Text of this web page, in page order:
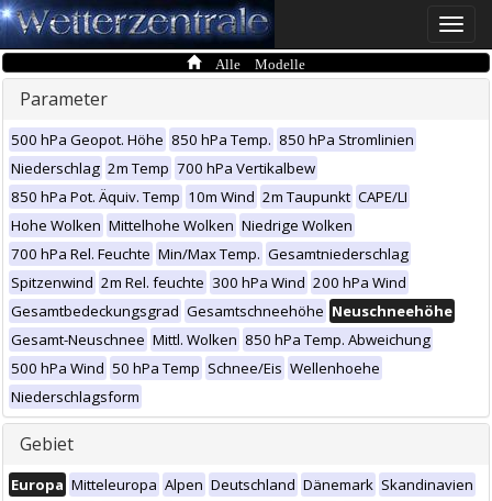
Toggle
Alle Modelle
Parameter
500 hPa Geopot. Höhe 850 hPa Temp. 850 hPa Stromlinien
Niederschlag 2m Temp 700 hPa Vertikalbew
850 hPa Pot. Äquiv. Temp 10m Wind 2m Taupunkt CAPE/LI
Hohe Wolken Mittelhohe Wolken Niedrige Wolken
700 hPa Rel. Feuchte Min/Max Temp. Gesamtniederschlag
Spitzenwind 2m Rel. feuchte 300 hPa Wind 200 hPa Wind
Gesamtbedeckungsgrad Gesamtschneehöhe Neuschneehöhe
Gesamt-Neuschnee Mittl. Wolken 850 hPa Temp. Abweichung
500 hPa Wind 50 hPa Temp Schnee/Eis Wellenhoehe
Niederschlagsform
Gebiet
Europa Mitteleuropa Alpen Deutschland Dänemark Skandinavien